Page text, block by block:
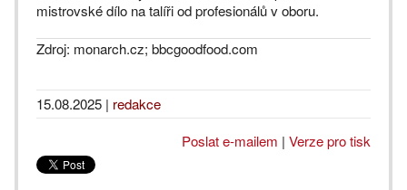
mistrovské dílo na talíři od profesionálů v oboru.
Zdroj: monarch.cz; bbcgoodfood.com
15.08.2025 | redakce
Poslat e-mailem | Verze pro tisk